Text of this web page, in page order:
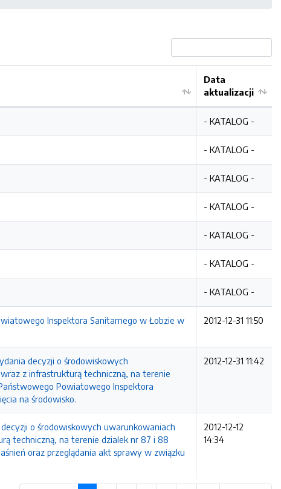
Data
aktualizacji
- KATALOG -
- KATALOG -
- KATALOG -
- KATALOG -
- KATALOG -
- KATALOG -
- KATALOG -
Inspektora Sanitarnego w Łobzie w
2012-12-31 11:50
decyzji o środowiskowych
z infrastrukturą techniczną, na terenie
Powiatowego Inspektora
na środowisko.
2012-12-31 11:42
o środowiskowych uwarunkowaniach
techniczną, na terenie dzialek nr 87 i 88
oraz przeglądania akt sprawy w związku
2012-12-12
14:34